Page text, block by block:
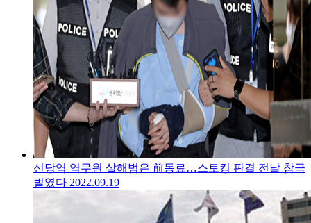
신당역 역무원 살해범은 前동료…스토킹 판결 전날 참극
벌였다 2022.09.19